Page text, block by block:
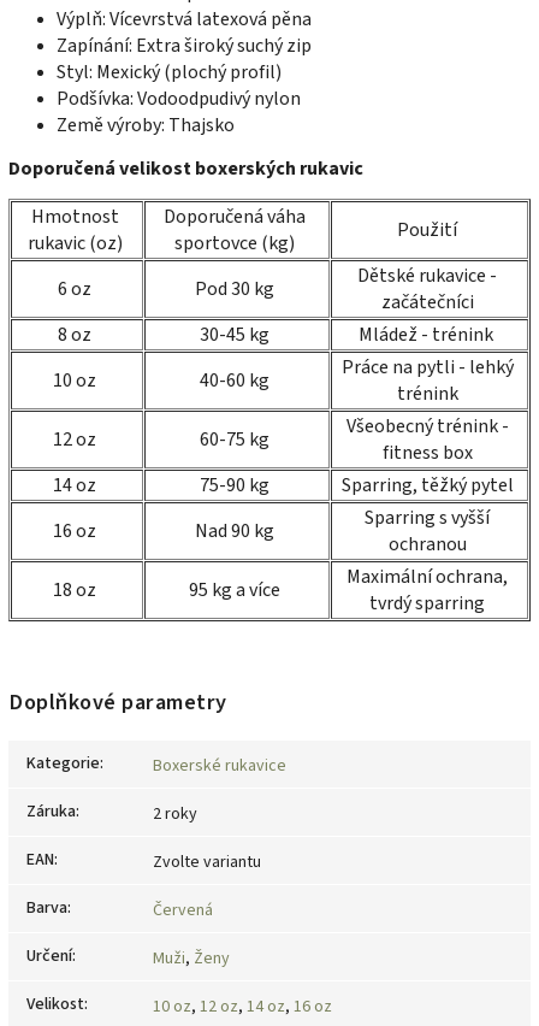
Výplň: Vícevrstvá latexová pěna
Zapínání: Extra široký suchý zip
Styl: Mexický (plochý profil)
Podšívka: Vodoodpudivý nylon
Země výroby: Thajsko
Doporučená velikost boxerských rukavic
Hmotnost
rukavic (oz)
Doporučená váha
sportovce (kg)
Použití
6 oz Pod 30 kg
Dětské rukavice -
začátečníci
8 oz
30-45 kg
Mládež - trénink
10 oz
40-60 kg
Práce na pytli - lehký
trénink
12 oz
60-75 kg
Všeobecný trénink -
fitness box
14 oz
75-90 kg
Sparring, těžký pytel
16 oz
Nad 90 kg
Sparring s vyšší
ochranou
18 oz
95 kg a více
Maximální ochrana,
tvrdý sparring
Doplňkové parametry
Kategorie:
Boxerské rukavice
Záruka:
2 roky
EAN:
Zvolte variantu
Barva:
Červená
Určení: Muži, Ženy
Velikost: 10 oz, 12 oz, 14 oz, 16 oz